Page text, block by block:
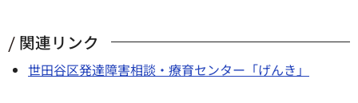
関連リンク
世田谷区発達障害相談・療育センター「げんき」